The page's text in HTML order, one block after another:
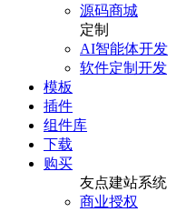
源码商城
定制
AI智能体开发
软件定制开发
模板
插件
组件库
下载
购买
友点建站系统
商业授权